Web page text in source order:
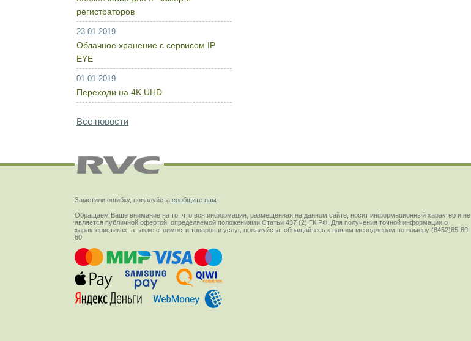
регистраторов
23.01.2019
Облачное хранение с сервисом IP
EYE
01.01.2019
Переходи на 4K UHD
Все новости
Заметили ошибку, пожалуйста сообщите нам
Обращаем Ваше внимание на то, что вся информация, размещенная на данном сайте, носит информационный характер и не
является публичной офертой, определяемой положениями Статьи 437 (2) ГК РФ. Для получения точной информации о
характеристиках, а также стоимости товаров и услуг, пожалуйста, обращайтесь к нашим менеджерам по номеру (8452)65-60-
60.